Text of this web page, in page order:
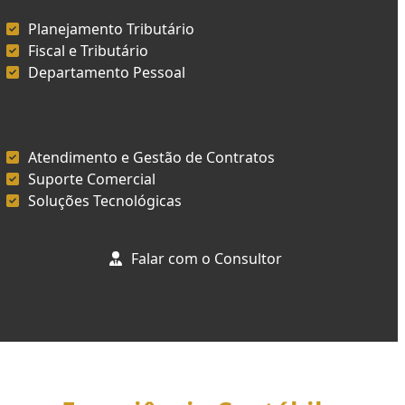
Planejamento Tributário
Fiscal e Tributário
Departamento Pessoal
Atendimento e Gestão de Contratos
Suporte Comercial
Soluções Tecnológicas
Falar com o Consultor